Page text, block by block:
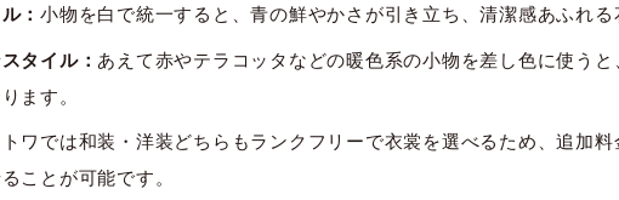
： 小物を白で統一すると、青の鮮やかさが引き立ち、清潔感あふれる
タイル： あえて赤やテラコッタなどの暖色系の小物を差し色に使う
ます。
トワでは和装・洋装どちらもランクフリーで衣裳を選べるため、追加
ことが可能です。